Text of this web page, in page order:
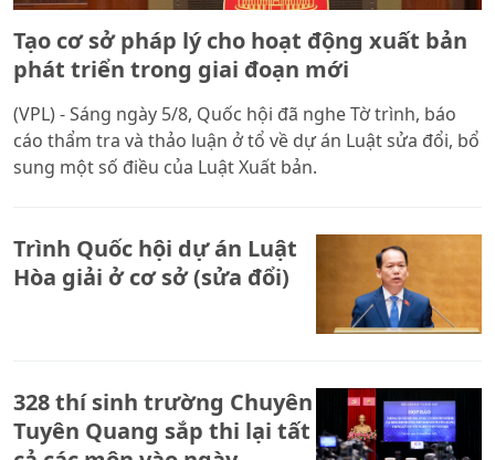
Tạo cơ sở pháp lý cho hoạt động xuất bản
phát triển trong giai đoạn mới
(VPL) - Sáng ngày 5/8, Quốc hội đã nghe Tờ trình, báo
cáo thẩm tra và thảo luận ở tổ về dự án Luật sửa đổi, bổ
sung một số điều của Luật Xuất bản.
Trình Quốc hội dự án Luật
Hòa giải ở cơ sở (sửa đổi)
328 thí sinh trường Chuyên
Tuyên Quang sắp thi lại tất